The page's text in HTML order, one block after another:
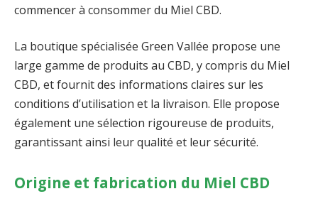
commencer à consommer du Miel CBD.
La boutique spécialisée Green Vallée propose une
large gamme de produits au CBD, y compris du Miel
CBD, et fournit des informations claires sur les
conditions d’utilisation et la livraison. Elle propose
également une sélection rigoureuse de produits,
garantissant ainsi leur qualité et leur sécurité.
Origine et fabrication du Miel CBD